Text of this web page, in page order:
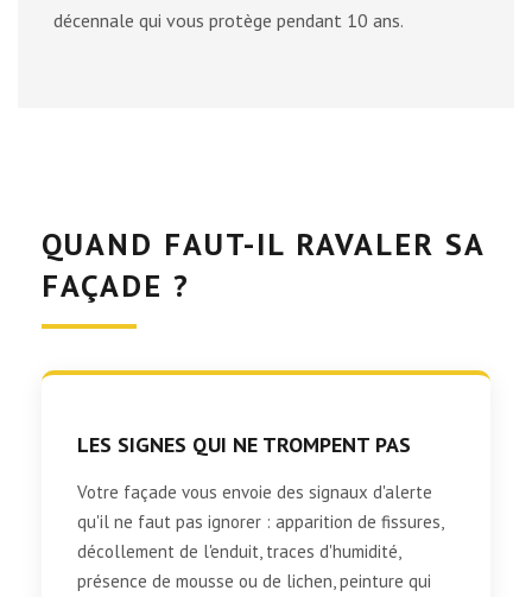
décennale qui vous protège pendant 10 ans.
QUAND FAUT-IL RAVALER SA
FAÇADE ?
LES SIGNES QUI NE TROMPENT PAS
Votre façade vous envoie des signaux d'alerte
qu'il ne faut pas ignorer : apparition de fissures,
décollement de l'enduit, traces d'humidité,
présence de mousse ou de lichen, peinture qui